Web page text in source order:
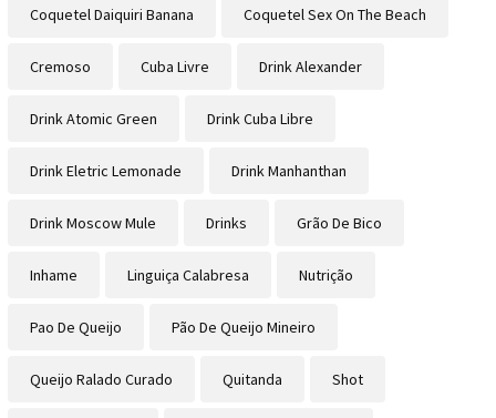
Coquetel Daiquiri Banana Coquetel Sex On The Beach
Cremoso Cuba Livre Drink Alexander
Drink Atomic Green Drink Cuba Libre
Drink Eletric Lemonade Drink Manhanthan
Drink Moscow Mule Drinks Grão De Bico
Inhame Linguiça Calabresa Nutrição
Pao De Queijo Pão De Queijo Mineiro
Queijo Ralado Curado Quitanda Shot